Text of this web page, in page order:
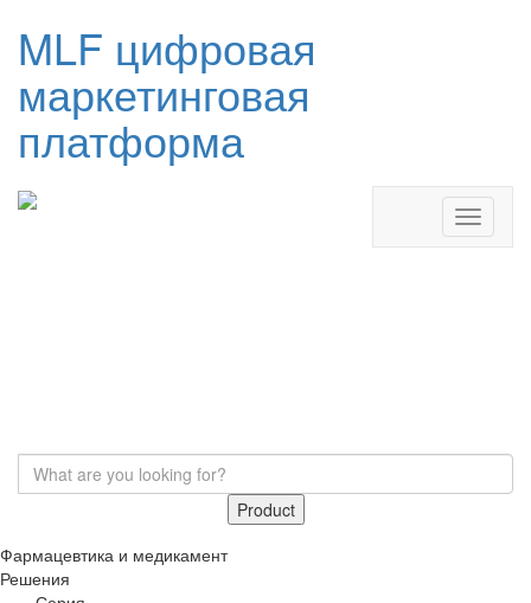
MLF цифровая
маркетинговая
платформа
Product
Фармацевтика и медикамент
Решения